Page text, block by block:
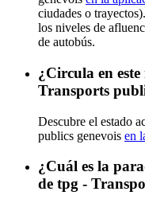
ciudades o
los niveles de
de autobús.
¿Circula en
Transports
Descubre el estado
publics genevois en
¿Cuál es la
de tpg -